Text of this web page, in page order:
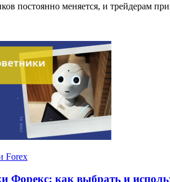
постоянно меняется, и трейдерам
Forex
Форекс: как выбрать и